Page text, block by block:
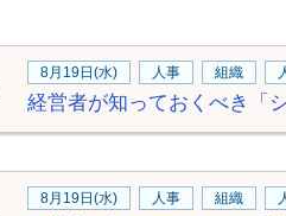
8月19日(水) 人事 組織
経営者が知っておくべき「
8月19日(水) 人事 組織